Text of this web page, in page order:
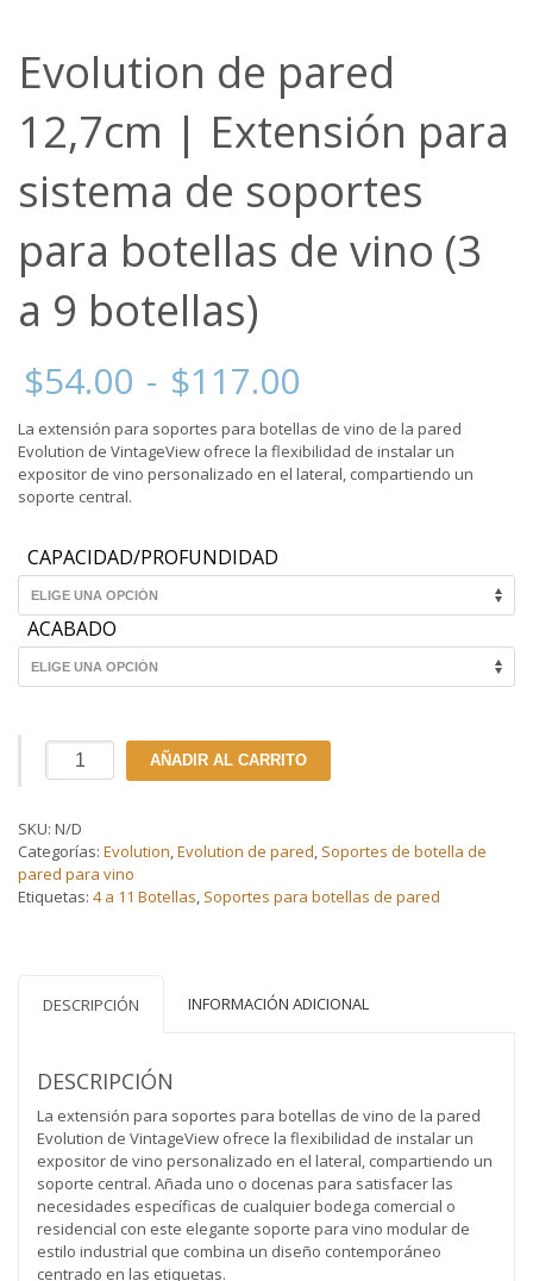
Evolution de pared
12,7cm | Extensión para
sistema de soportes
para botellas de vino (3
a 9 botellas)
$54.00 - $117.00
precios:
desde
$54.00
hasta
La extensión para soportes para botellas de vino de la pared
Evolution de VintageView ofrece la flexibilidad de instalar un
expositor de vino personalizado en el lateral, compartiendo un
soporte central.
CAPACIDAD/PROFUNDIDAD
ACABADO
Evolution
|
Extensión
para
sistema
botellas
a
9
botellas)
cantidad
AÑADIR AL CARRITO
SKU: N/D
Categorías: Evolution,Evolution de pared, Soportes de botella de
pared para vino
Etiquetas: 4 a 11 Botellas, Soportes para botellas de pared
DESCRIPCIÓN INFORMACIÓN ADICIONAL
DESCRIPCIÓN
La extensión para soportes para botellas de vino de la pared
Evolution de VintageView ofrece la flexibilidad de instalar un
expositor de vino personalizado en el lateral, compartiendo un
soporte central. Añada uno o docenas para satisfacer las
necesidades específicas de cualquier bodega comercial o
residencial con este elegante soporte para vino modular de
estilo industrial que combina un diseño contemporáneo
centrado en las etiquetas.